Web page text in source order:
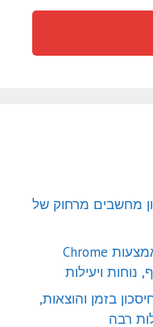
מחשבים מרחוק של
שירות תיקון מחשבים מרחוק באמצעות Chrome
בזמן והוצאות,
רבה